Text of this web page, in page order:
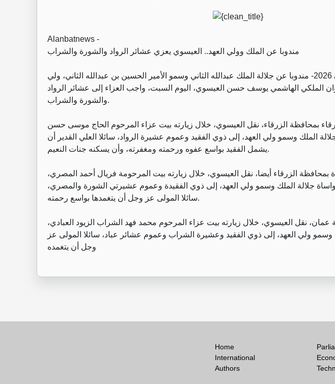
Alanbatnews -
مندوبا عن الملك وولي العهد.. العيسوي يعزي عشائر الرواد والشورة والشراب
الزرقاء-عمان- 6 حزيران 2026- مندوبا عن جلالة الملك عبدالله الثاني وسمو الأمير الحسين بن عبدالله الثاني، ولي
الملكي الهاشمي يوسف حسن العيسوي، اليوم السبت، واجب العزاء إلى عشائر الرواد
والشورة والشراب.
بمحافظة الزرقاء، نقل العيسوي، خلال زيارته بيت عزاء المرحوم الحاج موسى حسن
الملك وسمو ولي العهد، إلى ذوي الفقيد وعموم عشيرة الرواد، سائلا العلي القدير أن
يشمل الفقيد بواسع عفوه ورحمته ومغفرته، وأن يسكنه جنات النعيم.
بمحافظة الزرقاء أيضا، نقل العيسوي، خلال زيارته بيت المرحومة فريال أحمد المصري،
جلالة الملك وسمو ولي العهد، إلى ذوي الفقيدة وعموم عشيرتي الشورة والمصري،
سائلا المولى عز وجل أن يتغمدها بواسع رحمته.
عمان، نقل العيسوي، خلال زيارته بيت عزاء المرحوم محمد فهد الشراب الزيود العبادي،
وسمو ولي العهد، إلى ذوي الفقيد وعشيرة الشراب وعموم عشائر عباد، سائلا المولى عز
Home
International
Authors